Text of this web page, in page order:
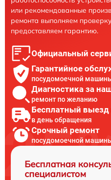
или рекомендованные
ремонта выполняем
предоставляем гарантию.
Официальный
Гарантийное
посудомоечной машины
Диагностика за
ремонт по желанию
Бесплатный выезд
в день обращения
Срочный ремонт
посудомоечной машины
Бесплатная
специалистом